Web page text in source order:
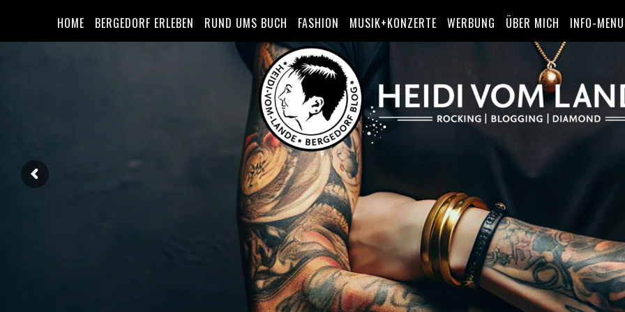
HOME BERGEDORF ERLEBEN RUND UMS BUCH FASHION MUSIK+KONZERTE WERBUNG ÜBER MICH INFO-